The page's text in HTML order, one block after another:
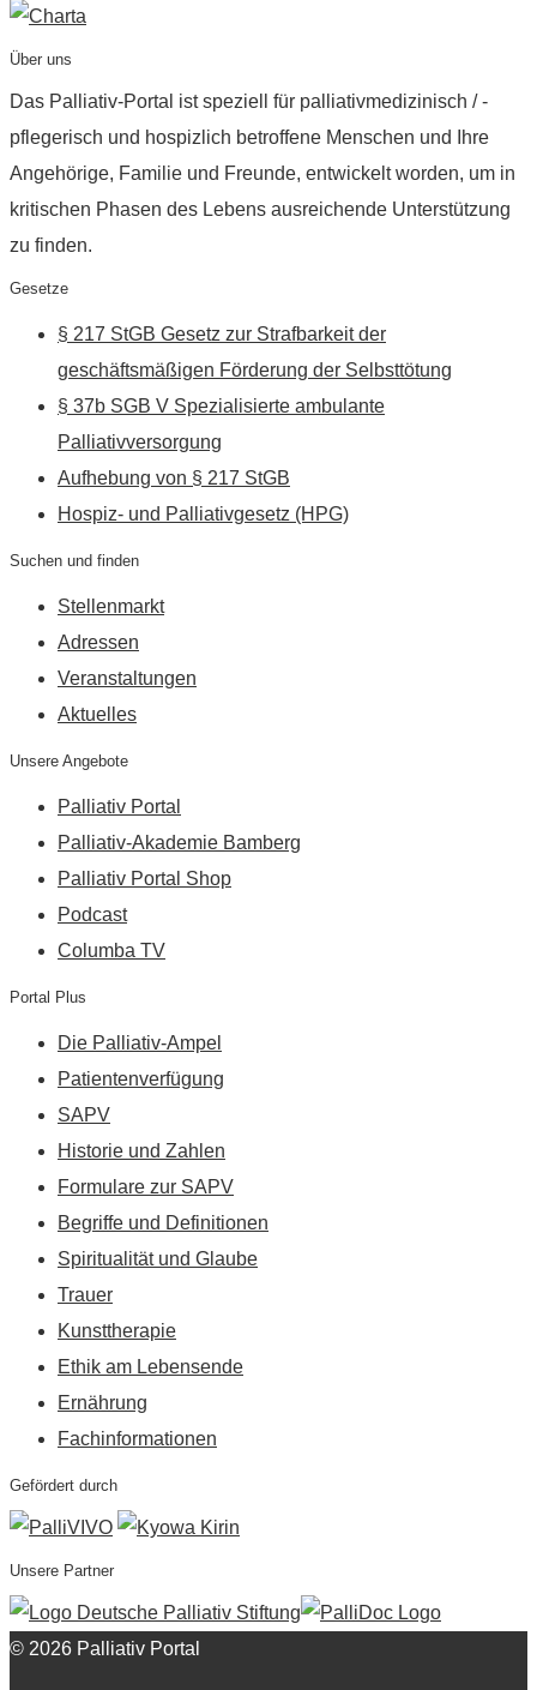
Über uns
Das Palliativ-Portal ist speziell für palliativmedizinisch / -
pflegerisch und hospizlich betroffene Menschen und Ihre
Angehörige, Familie und Freunde, entwickelt worden, um in
kritischen Phasen des Lebens ausreichende Unterstützung
zu finden.
Gesetze
§ 217 StGB Gesetz zur Strafbarkeit der
geschäftsmäßigen Förderung der Selbsttötung
§ 37b SGB V Spezialisierte ambulante
Palliativversorgung
Aufhebung von § 217 StGB
Hospiz- und Palliativgesetz (HPG)
Suchen und finden
Stellenmarkt
Adressen
Veranstaltungen
Aktuelles
Unsere Angebote
Palliativ Portal
Palliativ-Akademie Bamberg
Palliativ Portal Shop
Podcast
Columba TV
Portal Plus
Die Palliativ-Ampel
Patientenverfügung
SAPV
Historie und Zahlen
Formulare zur SAPV
Begriffe und Definitionen
Spiritualität und Glaube
Trauer
Kunsttherapie
Ethik am Lebensende
Ernährung
Fachinformationen
Gefördert durch
Unsere Partner
© 2026 Palliativ Portal